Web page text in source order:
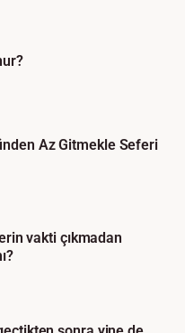
Az Gitmekle Seferi
vakti çıkmadan